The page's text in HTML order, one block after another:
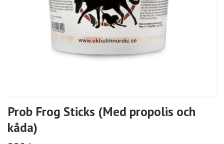
Prob Frog Sticks (Med propolis och
kåda)